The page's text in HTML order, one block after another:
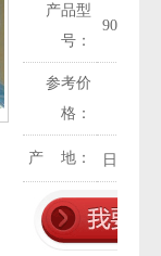
产品型
号：
参考价
格：
产 地： 日本